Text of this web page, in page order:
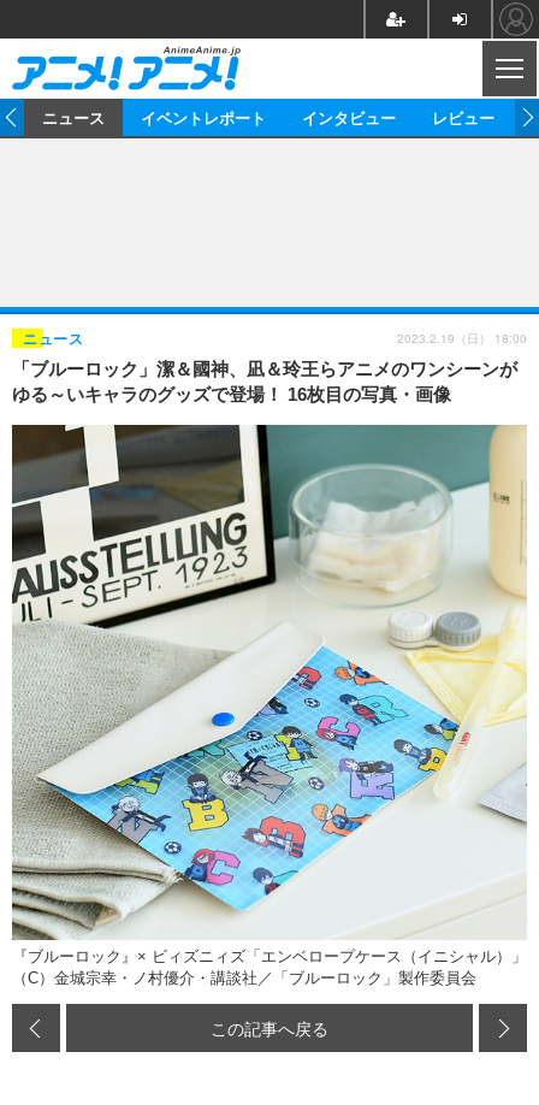
ゲーム グッズ
海外イベント ビジネス
俳優・タレント アーティスト
ビジネス
アニメ 実写
書評 イベント
ゲーム 座談会
動画
アニメ 映画/ドラマ
アニメ！アニメ！TV ABEMA Cafe
連載・コラム
ニュース イベントレポート インタビュー レビュー
「ブルーロック」潔＆國神、凪＆玲王らアニメのワンシーンが
ゆる～いキャラのグッズで登場！ 16枚目の写真・画像
ニュース 2023.2.19（日） 18:00
『ブルーロック』× ビィズニィズ「エンベロープケース（イニシャル）」
（C）金城宗幸・ノ村優介・講談社／「ブルーロック」製作委員会
この記事へ戻る